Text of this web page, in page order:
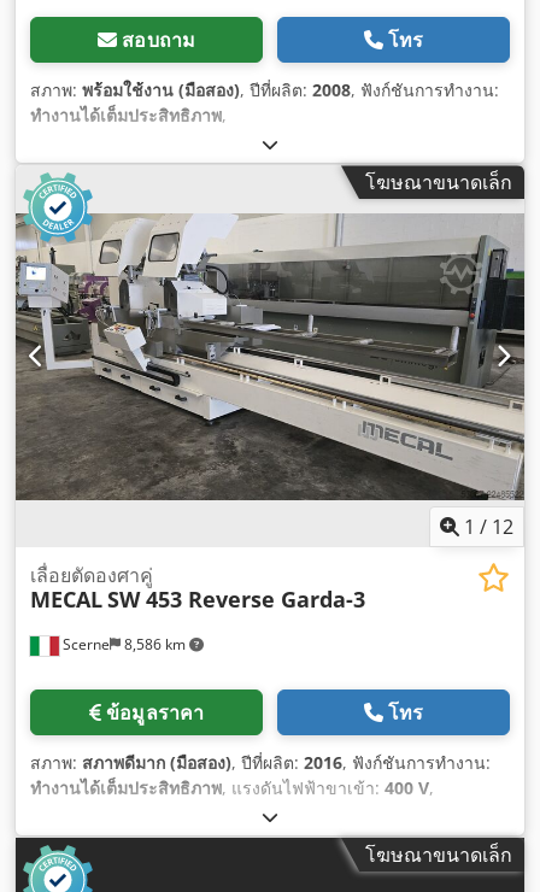
สอบถาม โทร
สภาพ: พร้อมใช้งาน (มือสอง), ปีที่ผลิต: 2008, ฟังก์ชันการทำงาน:
ทำงานได้เต็มประสิทธิภาพ,
โฆษณาขนาดเล็ก
1 / 12
Scerne 8,586 km
เลื่อยตัดองศาคู่
MECALSW 453 Reverse Garda-3
ข้อมูลราคา โทร
สภาพ: สภาพดีมาก (มือสอง), ปีที่ผลิต: 2016, ฟังก์ชันการทำงาน:
ทำงานได้เต็มประสิทธิภาพ, แรงดันไฟฟ้าขาเข้า: 400 V,
โฆษณาขนาดเล็ก